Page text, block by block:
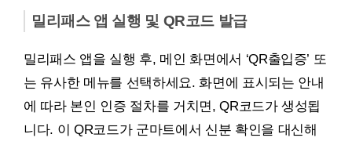
밀리패스 앱 실행 및 QR코드 발급
밀리패스 앱을 실행 후, 메인 화면에서 ‘QR출입증’ 또
는 유사한 메뉴를 선택하세요. 화면에 표시되는 안내
에 따라 본인 인증 절차를 거치면, QR코드가 생성됩
니다. 이 QR코드가 군마트에서 신분 확인을 대신해